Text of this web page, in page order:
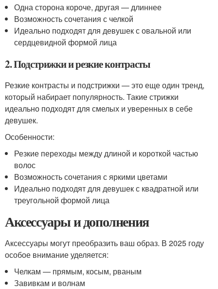
Одна сторона короче, другая — длиннее
Возможность сочетания с челкой
Идеально подходят для девушек с овальной или
сердцевидной формой лица
2. Подстрижки и резкие контрасты
Резкие контрасты и подстрижки — это еще один тренд,
который набирает популярность. Такие стрижки
идеально подходят для смелых и уверенных в себе
девушек.
Особенности:
Резкие переходы между длиной и короткой частью
волос
Возможность сочетания с яркими цветами
Идеально подходят для девушек с квадратной или
треугольной формой лица
Аксессуары и дополнения
Аксессуары могут преобразить ваш образ. В 2025 году
особое внимание уделяется:
Челкам — прямым, косым, рваным
Завивкам и волнам